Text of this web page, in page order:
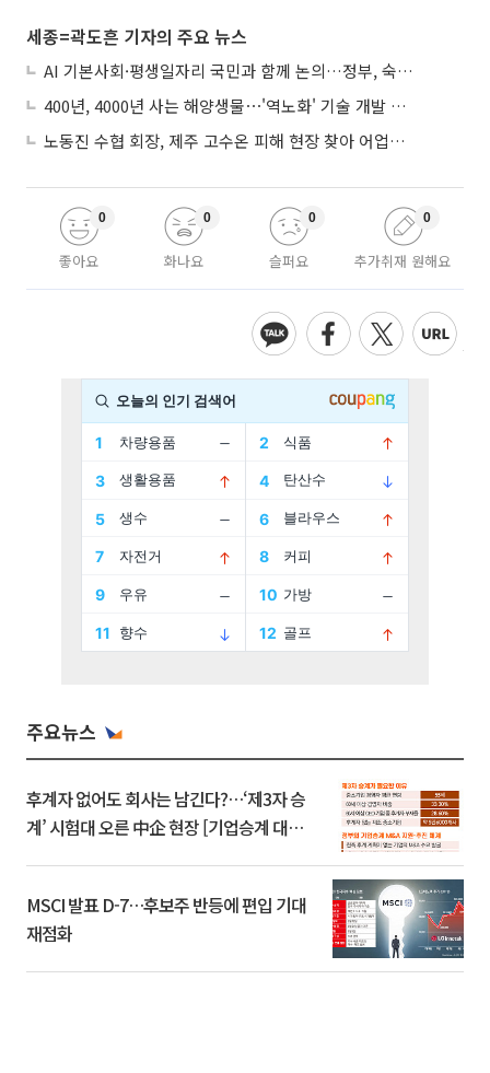
세종=곽도흔 기자의 주요 뉴스
AI 기본사회·평생일자리 국민과 함께 논의…정부, 숙의공론화 착수
400년, 4000년 사는 해양생물⋯'역노화' 기술 개발 추진
노동진 수협 회장, 제주 고수온 피해 현장 찾아 어업인 지원 점검
좋아요
0
화나요
0
슬퍼요
0
추가취재 원해요
0
주요뉴스
후계자 없어도 회사는 남긴다?…‘제3자 승
계’ 시험대 오른 中企 현장 [기업승계 대전
MSCI 발표 D-7…후보주 반등에 편입 기대
재점화